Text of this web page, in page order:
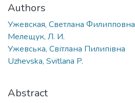
Authors
Ужевская, Светлана Филипповна
Мелещук, Л. И.
Ужевська, Світлана Пилипівна
Uzhevska, Svitlana P.
Abstract